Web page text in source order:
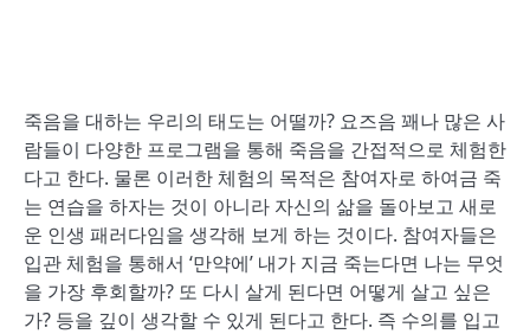
죽음을 대하는 우리의 태도는 어떨까? 요즈음 꽤나 많은 사
람들이 다양한 프로그램을 통해 죽음을 간접적으로 체험한
다고 한다. 물론 이러한 체험의 목적은 참여자로 하여금 죽
는 연습을 하자는 것이 아니라 자신의 삶을 돌아보고 새로
운 인생 패러다임을 생각해 보게 하는 것이다. 참여자들은
입관 체험을 통해서 ‘만약에’ 내가 지금 죽는다면 나는 무엇
을 가장 후회할까? 또 다시 살게 된다면 어떻게 살고 싶은
가? 등을 깊이 생각할 수 있게 된다고 한다. 즉 수의를 입고